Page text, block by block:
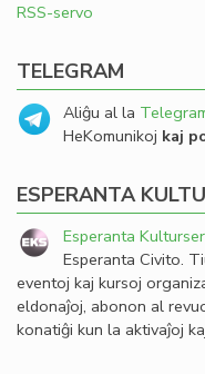
RSS-servo
TELEGRAM
Aliĝu al la
HeKomunikoj kaj
ESPERANTA
Esperanta
Esperanta Civito.
eventoj kaj kursoj
eldonaĵoj, abonon al
konatiĝi kun la aktivaĵoj